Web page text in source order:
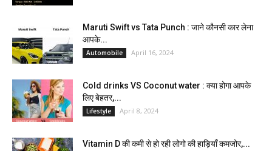
Maruti Swift vs Tata Punch : जाने कौनसी कार लेना
आपके...
Automobile April 16, 2024
Cold drinks VS Coconut water : क्या होगा आपके
लिए बेहतर,...
Lifestyle April 8, 2024
Vitamin D की कमी से हो रही लोगो की हाड़ियाँ कमजोर,...